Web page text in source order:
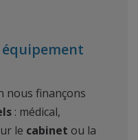
nous finançons
: médical,
le cabinet ou la